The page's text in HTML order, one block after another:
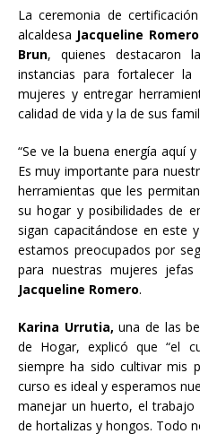
La ceremonia de
alcaldesa Jacqueline Romero
Brun, quienes destacaron
instancias para fortalecer
mujeres y entregar
calidad de vida y la de sus
“Se ve la buena energía aquí
Es muy importante para
herramientas que les
su hogar y posibilidades de
sigan capacitándose en este
estamos preocupados por
para nuestras mujeres
Jacqueline Romero.
Karina Urrutia, una de las
de Hogar, explicó que “el
siempre ha sido cultivar mis
curso es ideal y esperamos
manejar un huerto, el trabajo
de hortalizas y hongos. Todo